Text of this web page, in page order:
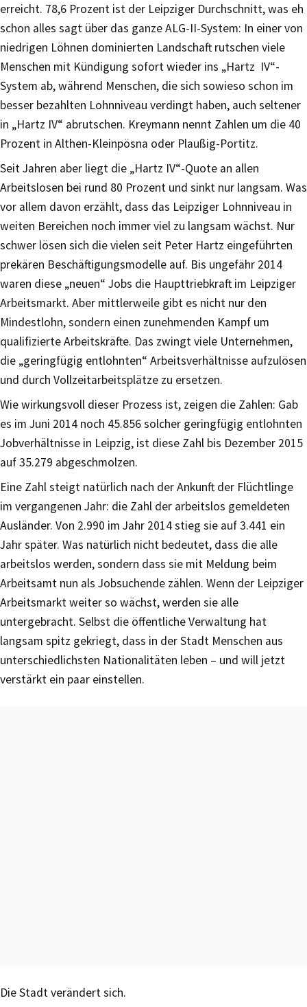
erreicht. 78,6 Prozent ist der Leipziger Durchschnitt, was eh
schon alles sagt über das ganze ALG-II-System: In einer von
niedrigen Löhnen dominierten Landschaft rutschen viele
Menschen mit Kündigung sofort wieder ins „Hartz IV“-
System ab, während Menschen, die sich sowieso schon im
besser bezahlten Lohnniveau verdingt haben, auch seltener
in „Hartz IV“ abrutschen. Kreymann nennt Zahlen um die 40
Prozent in Althen-Kleinpösna oder Plaußig-Portitz.
Seit Jahren aber liegt die „Hartz IV“-Quote an allen
Arbeitslosen bei rund 80 Prozent und sinkt nur langsam. Was
vor allem davon erzählt, dass das Leipziger Lohnniveau in
weiten Bereichen noch immer viel zu langsam wächst. Nur
schwer lösen sich die vielen seit Peter Hartz eingeführten
prekären Beschäftigungsmodelle auf. Bis ungefähr 2014
waren diese „neuen“ Jobs die Haupttriebkraft im Leipziger
Arbeitsmarkt. Aber mittlerweile gibt es nicht nur den
Mindestlohn, sondern einen zunehmenden Kampf um
qualifizierte Arbeitskräfte. Das zwingt viele Unternehmen,
die „geringfügig entlohnten“ Arbeitsverhältnisse aufzulösen
und durch Vollzeitarbeitsplätze zu ersetzen.
Wie wirkungsvoll dieser Prozess ist, zeigen die Zahlen: Gab
es im Juni 2014 noch 45.856 solcher geringfügig entlohnten
Jobverhältnisse in Leipzig, ist diese Zahl bis Dezember 2015
auf 35.279 abgeschmolzen.
Eine Zahl steigt natürlich nach der Ankunft der Flüchtlinge
im vergangenen Jahr: die Zahl der arbeitslos gemeldeten
Ausländer. Von 2.990 im Jahr 2014 stieg sie auf 3.441 ein
Jahr später. Was natürlich nicht bedeutet, dass die alle
arbeitslos werden, sondern dass sie mit Meldung beim
Arbeitsamt nun als Jobsuchende zählen. Wenn der Leipziger
Arbeitsmarkt weiter so wächst, werden sie alle
untergebracht. Selbst die öffentliche Verwaltung hat
langsam spitz gekriegt, dass in der Stadt Menschen aus
unterschiedlichsten Nationalitäten leben – und will jetzt
verstärkt ein paar einstellen.
Die Stadt verändert sich.